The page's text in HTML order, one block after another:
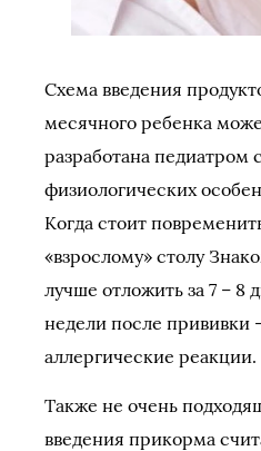
Схема введения
месячного ребенка
разработана педиатром
физиологических
Когда стоит
«взрослому» столу
лучше отложить за 7 – 8
недели после прививки
аллергические реакции.
Также не очень
введения прикорма